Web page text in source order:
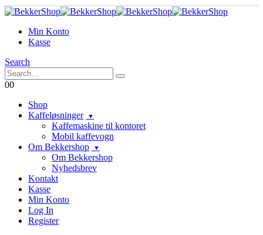
Min Konto
Kasse
Search
00
Shop
Kaffeløsninger
Kaffemaskine til kontoret
Mobil kaffevogn
Om Bekkershop
Om Bekkershop
Nyhedsbrev
Kontakt
Kasse
Min Konto
Log In
Register